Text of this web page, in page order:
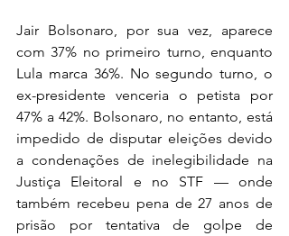
Jair Bolsonaro, por sua vez, aparece
com 37% no primeiro turno, enquanto
Lula marca 36%. No segundo turno, o
ex-presidente venceria o petista por
47% a 42%. Bolsonaro, no entanto, está
impedido de disputar eleições devido
a condenações de inelegibilidade na
Justiça Eleitoral e no STF — onde
também recebeu pena de 27 anos de
prisão por tentativa de golpe de